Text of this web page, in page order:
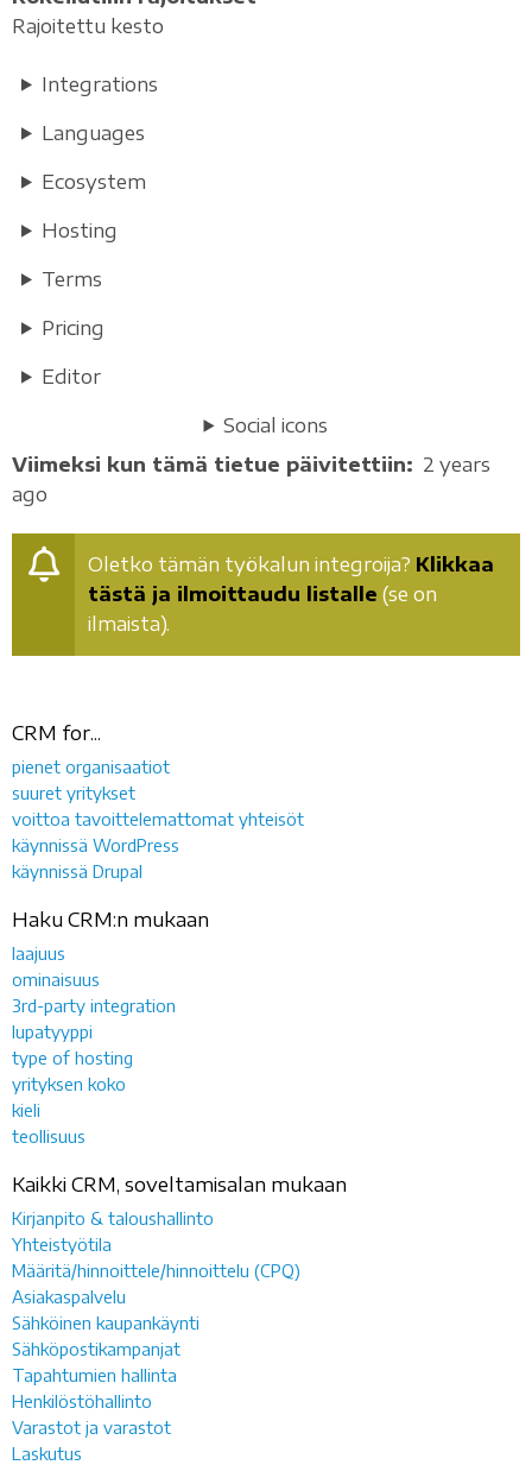
Rajoitettu kesto
Integrations
Languages
Ecosystem
Hosting
Terms
Pricing
Editor
Social icons
Viimeksi kun tämä tietue päivitettiin
2 years
ago
Oletko tämän työkalun integroija? Klikkaa
tästä ja ilmoittaudu listalle (se on
ilmaista).
CRM for...
pienet organisaatiot
suuret yritykset
voittoa tavoittelemattomat yhteisöt
käynnissä WordPress
käynnissä Drupal
Haku CRM:n mukaan
laajuus
ominaisuus
3rd-party integration
lupatyyppi
type of hosting
yrityksen koko
kieli
teollisuus
Kaikki CRM, soveltamisalan mukaan
Kirjanpito & taloushallinto
Yhteistyötila
Määritä/hinnoittele/hinnoittelu (CPQ)
Asiakaspalvelu
Sähköinen kaupankäynti
Sähköpostikampanjat
Tapahtumien hallinta
Henkilöstöhallinto
Varastot ja varastot
Laskutus